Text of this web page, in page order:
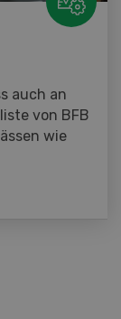
auch an
von BFB
wie